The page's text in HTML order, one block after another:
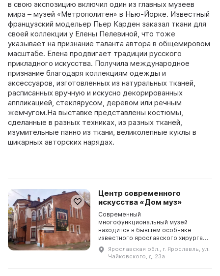
в свою экспозицию включил один из главных музеев
мира – музей «Метрополитен» в Нью-Йорке. Известный
французский модельер Пьер Карден заказал ткани для
своей коллекции у Елены Пелевиной, что тоже
указывает на признание таланта автора в общемировом
масштабе. Елена продвигает традиции русского
прикладного искусства. Получила международное
признание благодаря коллекциям одежды и
аксессуаров, изготовленных из натуральных тканей,
расписанных вручную и искусно декорированных
аппликацией, стеклярусом, деревом или речным
жемчугом.На выставке представлены костюмы,
сделанные в разных техниках, из разных тканей,
изумительные панно из ткани, великолепные куклы в
шикарных авторских нарядах.
Центр современного
искусства «Дом муз»
Современный
многофункциональный музей
находится в бывшем особняке
известного ярославского хирурга
Николая Бибикова, автора
поэтического переложения «Слово
о полку Игореве», большого друга
Ярославская обл., г. Ярославль, ул.
Чайковского, д. 23а